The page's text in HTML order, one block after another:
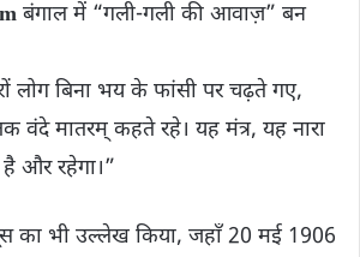
बंगाल में “गली-गली की आवाज़” बन
लोग बिना भय के फांसी पर चढ़ते गए,
वंदे मातरम् कहते रहे। यह मंत्र, यह नारा
और रहेगा।”
का भी उल्लेख किया, जहाँ 20 मई 1906